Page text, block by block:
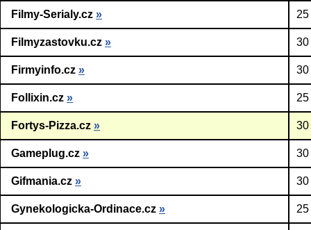
Filmy-Serialy.cz »
Filmyzastovku.cz » 30
Firmyinfo.cz » 30
Follixin.cz »
Fortys-Pizza.cz » 30
Gameplug.cz » 30
Gifmania.cz » 30
Gynekologicka-Ordinace.cz »